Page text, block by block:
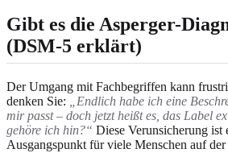
Gibt es die Asperger-
(DSM-5 erklärt)
Der Umgang mit Fachbegriffen kann
denken Sie:
„Endlich habe ich eine
mir passt – doch jetzt heißt es, das Label
gehöre ich hin?“ Diese Verunsicherung ist
Ausgangspunkt für viele Menschen auf